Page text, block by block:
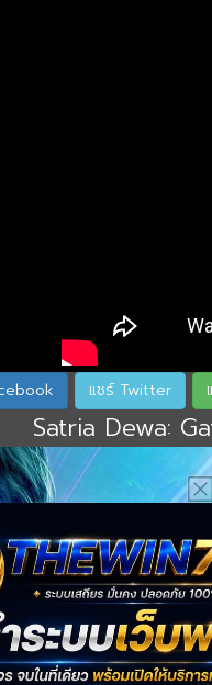
แชร์ Twitter
Satria Dewa: